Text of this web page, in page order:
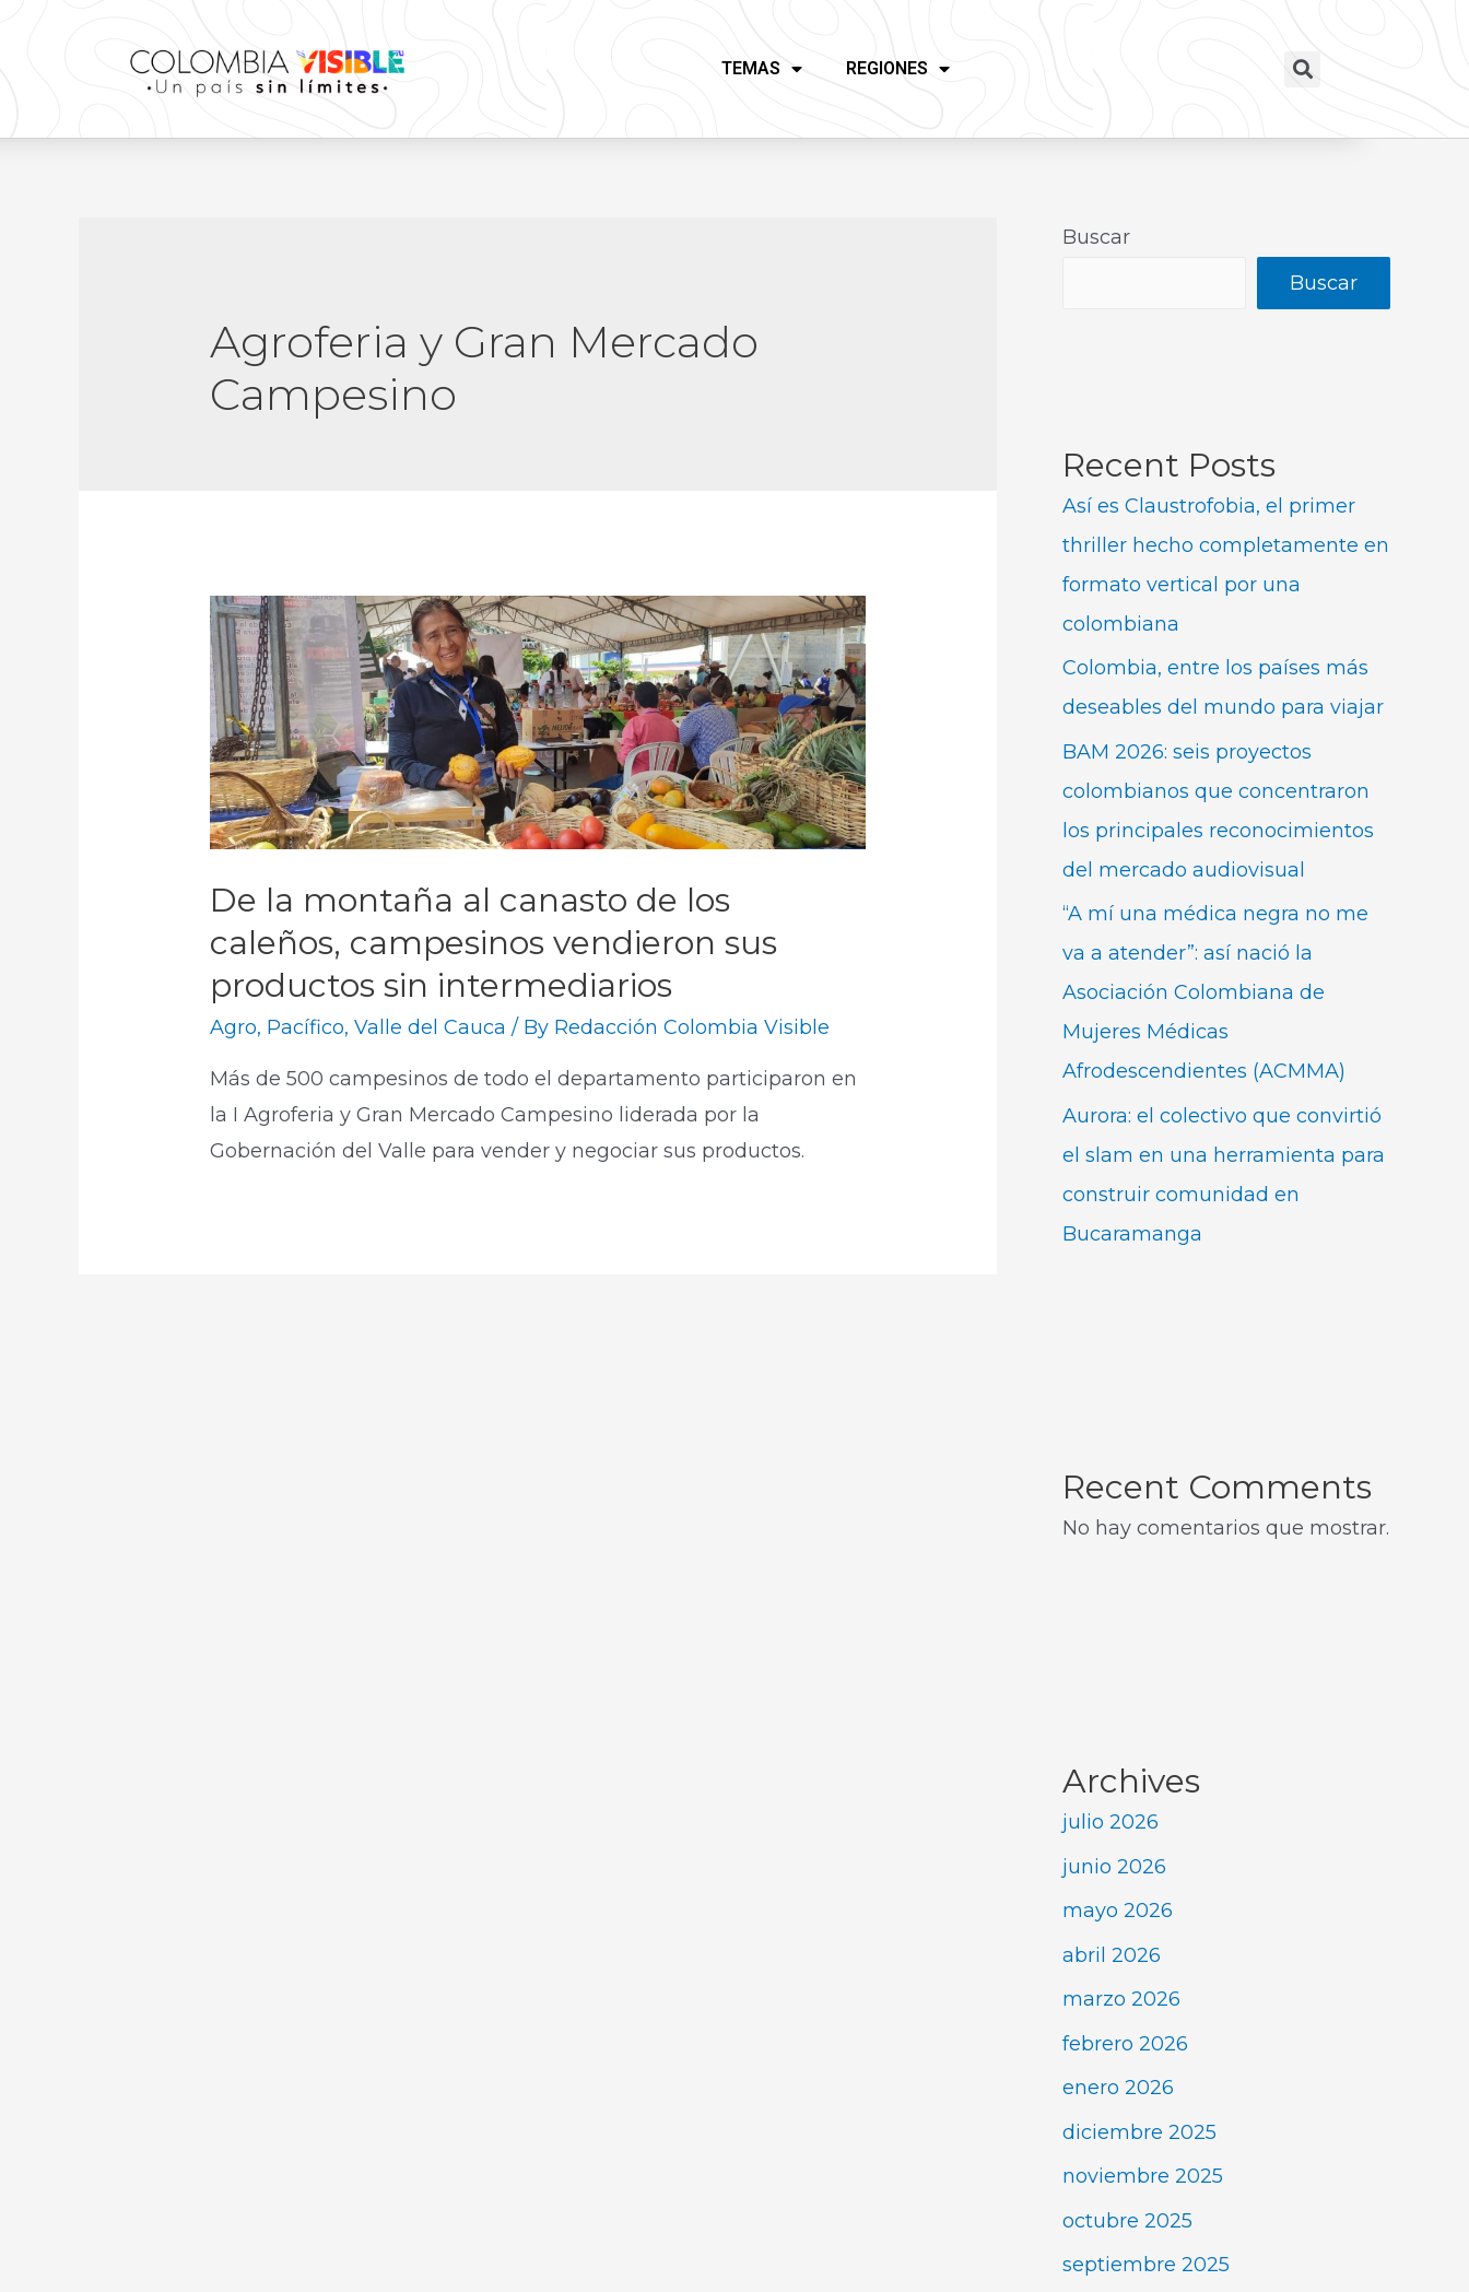
TEMAS REGIONES
Agroferia y Gran Mercado
Campesino
De la montaña al canasto de los
caleños, campesinos vendieron sus
productos sin intermediarios
Agro, Pacífico,Valle del Cauca / By Redacción Colombia Visible
Más de 500 campesinos de todo el departamento participaron en
la I Agroferia y Gran Mercado Campesino liderada por la
Gobernación del Valle para vender y negociar sus productos.
Buscar
Buscar
Recent Posts
Así es Claustrofobia, el primer
thriller hecho completamente en
formato vertical por una
colombiana
Colombia, entre los países más
deseables del mundo para viajar
BAM 2026: seis proyectos
colombianos que concentraron
los principales reconocimientos
del mercado audiovisual
“A mí una médica negra no me
va a atender”: así nació la
Asociación Colombiana de
Mujeres Médicas
Afrodescendientes (ACMMA)
Aurora: el colectivo que convirtió
el slam en una herramienta para
construir comunidad en
Bucaramanga
Recent Comments
No hay comentarios que mostrar.
Archives
julio 2026
junio 2026
mayo 2026
abril 2026
marzo 2026
febrero 2026
enero 2026
diciembre 2025
noviembre 2025
octubre 2025
septiembre 2025